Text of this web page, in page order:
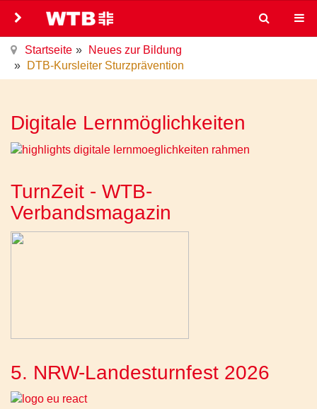
Startseite
Neues zur Bildung
DTB-Kursleiter Sturzprävention
Digitale Lernmöglichkeiten
TurnZeit - WTB-
Verbandsmagazin
5. NRW-Landesturnfest 2026